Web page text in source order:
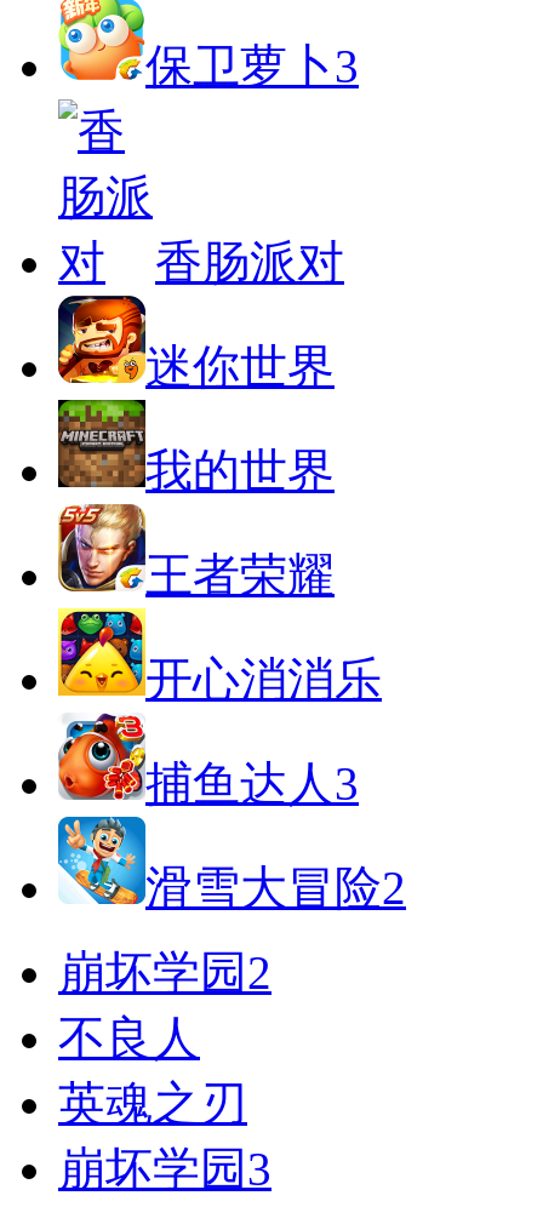
保卫萝卜3
香肠派对
迷你世界
我的世界
王者荣耀
开心消消乐
捕鱼达人3
滑雪大冒险2
崩坏学园2
不良人
英魂之刃
崩坏学园3